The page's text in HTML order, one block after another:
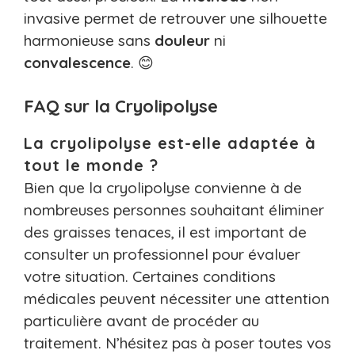
invasive permet de retrouver une silhouette
harmonieuse sans douleur ni
convalescence. 😊
FAQ sur la Cryolipolyse
La cryolipolyse est-elle adaptée à
tout le monde ?
Bien que la cryolipolyse convienne à de
nombreuses personnes souhaitant éliminer
des graisses tenaces, il est important de
consulter un professionnel pour évaluer
votre situation. Certaines conditions
médicales peuvent nécessiter une attention
particulière avant de procéder au
traitement. N’hésitez pas à poser toutes vos